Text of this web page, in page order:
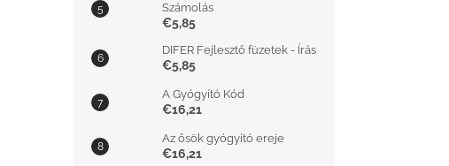
Számolás
€5,85
DIFER Fejlesztő füzetek - Írás
€5,85
A Gyógyító Kód
€16,21
Az ősök gyógyító ereje
€16,21